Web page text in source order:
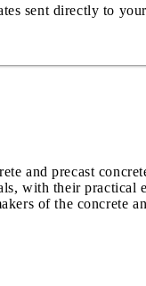
sent directly to
and precast
with their practical
of the concrete